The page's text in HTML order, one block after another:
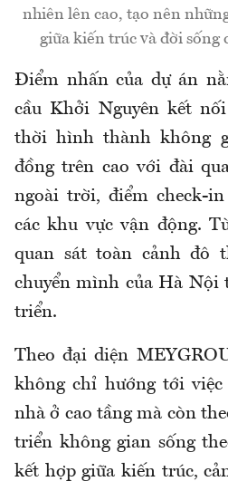
nhiên lên cao, tạo nên
giữa kiến trúc và đời
Điểm nhấn của dự án
cầu Khởi Nguyên kết
thời hình thành không
đồng trên cao với đài
ngoài trời, điểm check-
các khu vực vận động.
quan sát toàn cảnh đô
chuyển mình của Hà
triển.
Theo đại diện
không chỉ hướng tới việc
nhà ở cao tầng mà còn
triển không gian sống
kết hợp giữa kiến trúc,